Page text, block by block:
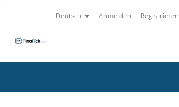
Deutsch Anmelden Registrieren